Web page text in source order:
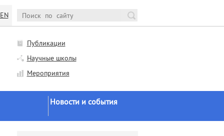
EN
Публикации
Научные школы
Мероприятия
Новости и события